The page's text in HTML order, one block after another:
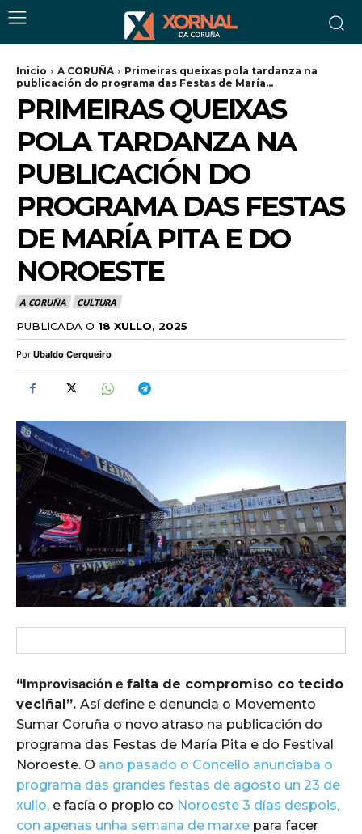
Inicio A CORUÑA
Primeiras queixas pola tardanza na
publicación do programa das Festas de María...
PRIMEIRAS QUEIXAS
POLA TARDANZA NA
PUBLICACIÓN DO
PROGRAMA DAS FESTAS
DE MARÍA PITA E DO
NOROESTE
A CORUÑA CULTURA
PUBLICADA O 18 XULLO, 2025
Por Ubaldo Cerqueiro
“Improvisación e falta de compromiso co tecido
veciñal”. Así define e denuncia o Movemento
Sumar Coruña o novo atraso na publicación do
programa das Festas de María Pita e do Festival
Noroeste. O ano pasado o Concello anunciaba o
programa das grandes festas de agosto un 23 de
xullo, e facía o propio co Noroeste 3 días despois,
con apenas unha semana de marxe para facer